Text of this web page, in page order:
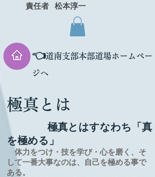
責任者 松本淳一
👈道南支部本部道場ホームペー
ジへ
極真とは
極真とはすなわち「真
を極める」
体力をつけ・技を学び・心を磨く、そ
して一番大事なのは、自己を極める事で
ある。